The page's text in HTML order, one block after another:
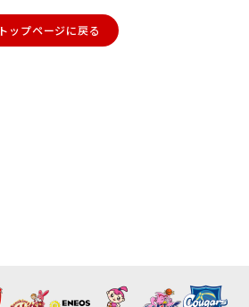
トップページに戻る